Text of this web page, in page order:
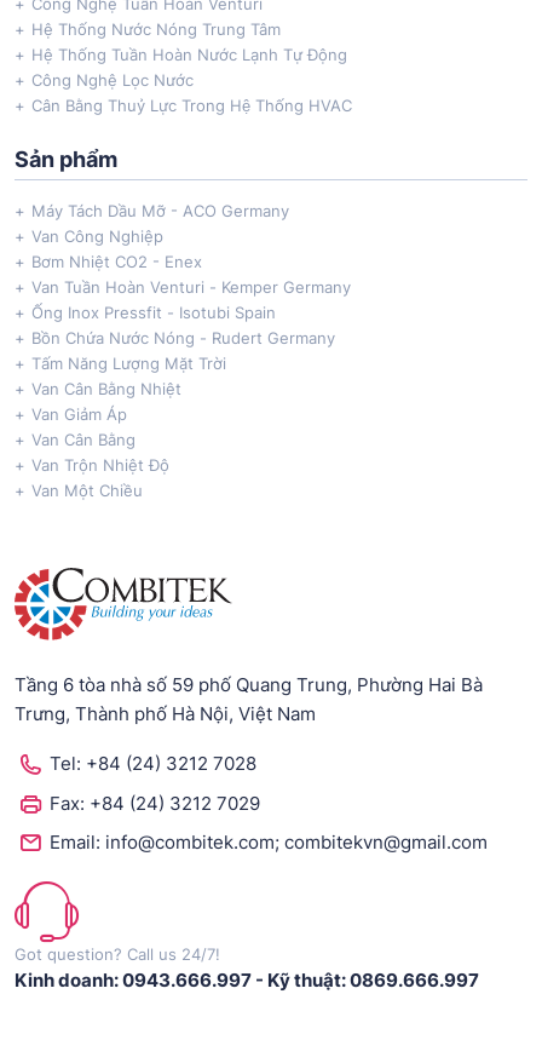
Hệ Thống Nước Nóng Trung Tâm
Hệ Thống Tuần Hoàn Nước Lạnh Tự Động
Công Nghệ Lọc Nước
Cân Bằng Thuỷ Lực Trong Hệ Thống HVAC
Sản phẩm
Máy Tách Dầu Mỡ - ACO Germany
Van Công Nghiệp
Bơm Nhiệt CO2 - Enex
Van Tuần Hoàn Venturi - Kemper Germany
Ống Inox Pressfit - Isotubi Spain
Bồn Chứa Nước Nóng - Rudert Germany
Tấm Năng Lượng Mặt Trời
Van Cân Bằng Nhiệt
Van Giảm Áp
Van Cân Bằng
Van Trộn Nhiệt Độ
Van Một Chiều
Tầng 6 tòa nhà số 59 phố Quang Trung, Phường Hai Bà
Trưng, Thành phố Hà Nội, Việt Nam
Tel: +84 (24) 3212 7028
Fax: +84 (24) 3212 7029
Email: info@combitek.com; combitekvn@gmail.com
Got question? Call us 24/7!
Kinh doanh: 0943.666.997 - Kỹ thuật: 0869.666.997